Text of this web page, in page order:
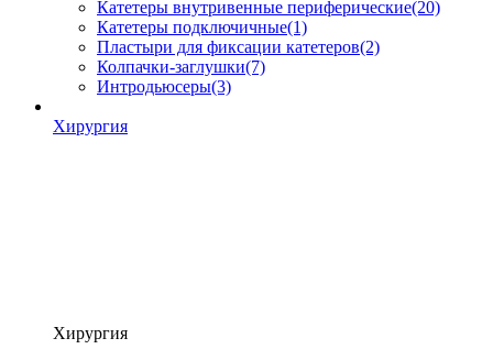
Катетеры внутривенные периферические(20)
Катетеры подключичные(1)
Пластыри для фиксации катетеров(2)
Колпачки-заглушки(7)
Интродьюсеры(3)
Хирургия
Хирургия